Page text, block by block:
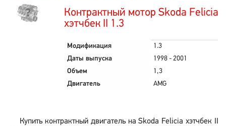
Контрактный мотор Skoda Felicia
хэтчбек II 1.3
Модификация
1.3
Даты выпуска
1998 - 2001
Объем
1,3
Двигатель
AMG
Купить контрактный двигатель на Skoda Felicia хэтчбек II